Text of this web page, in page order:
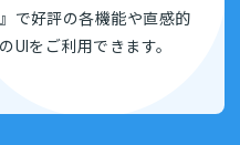
で好評の各機能や直感的
UIをご利用できます。